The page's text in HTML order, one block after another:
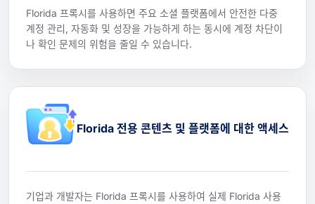
Florida 프록시를 사용하면 주요 소셜 플랫폼에서 안전한 다중
계정 관리, 자동화 및 성장을 가능하게 하는 동시에 계정 차단이
나 확인 문제의 위험을 줄일 수 있습니다.
Florida 전용 콘텐츠 및 플랫폼에 대한 액세스
기업과 개발자는 Florida 프록시를 사용하여 실제 Florida 사용